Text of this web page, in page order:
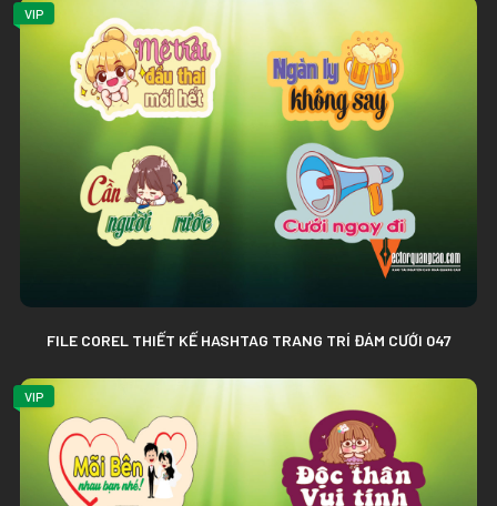
VIP
FILE COREL THIẾT KẾ HASHTAG TRANG TRÍ ĐÁM CƯỚI 047
VIP